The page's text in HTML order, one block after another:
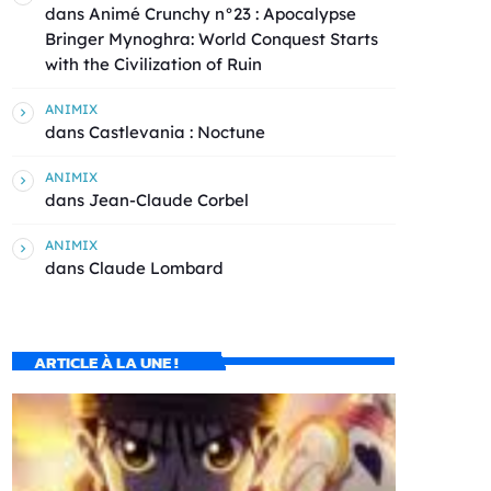
dans Animé Crunchy n°23 : Apocalypse
Bringer Mynoghra: World Conquest Starts
with the Civilization of Ruin
ANIMIX
dans Castlevania : Noctune
ANIMIX
dans Jean-Claude Corbel
ANIMIX
dans Claude Lombard
ARTICLE À LA UNE !